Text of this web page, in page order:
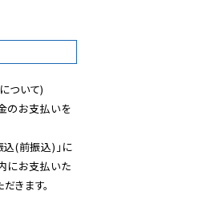
ついて)
のお支払いを
込(前振込)」に
にお支払いた
きます。